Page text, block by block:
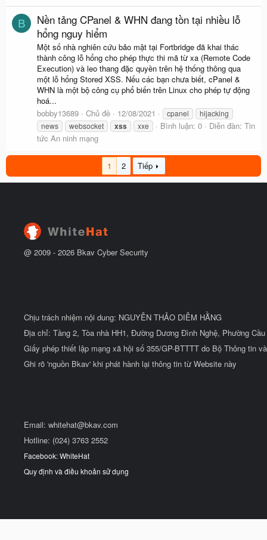
B
Nền tảng CPanel & WHN đang tồn tại nhiều lỗ
hổng nguy hiểm
Một số nhà nghiên cứu bảo mật tại Fortbridge đã khai thác
thành công lỗ hổng cho phép thực thi mã từ xa (Remote Code
Execution) và leo thang đặc quyền trên hệ thống thông qua
một lỗ hổng Stored XSS. Nếu các bạn chưa biết, cPanel &
WHN là một bộ công cụ phổ biến trên Linux cho phép tự động
hoá...
bobby13689
Chủ đề 12/08/2021 cpanel
hijacking
news
websocket xss xxe Bình luận: 0 Diễn đàn: Tin
tức An ninh mạng
1 2 Tiếp
@ 2009 - 2026 Bkav Cyber Security
Chịu trách nhiệm nội dung: NGUYỄN THẢO DIỄM HẰNG
Địa chỉ: Tầng 2, Tòa nhà HH1, Đường Dương Đình Nghệ, Phường
Giấy phép thiết lập mạng xã hội số 355/GP-BTTTT do Bộ Thông tin
Ghi rõ 'nguồn Bkav' khi phát hành lại thông tin từ Website này
Email: whitehat@bkav.com
Hotline: (024) 3763 2552
Facebook: WhiteHat
Quy định và điều khoản sử dụng